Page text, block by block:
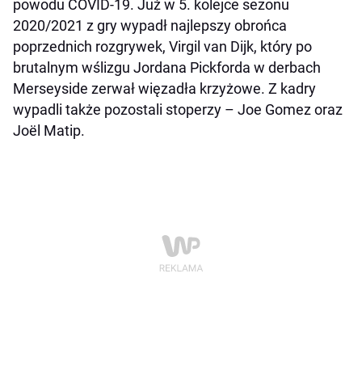
powodu COVID-19. Już w 5. kolejce sezonu
2020/2021 z gry wypadł najlepszy obrońca
poprzednich rozgrywek, Virgil van Dijk, który po
brutalnym wślizgu Jordana Pickforda w derbach
Merseyside zerwał więzadła krzyżowe. Z kadry
wypadli także pozostali stoperzy – Joe Gomez oraz
Joël Matip.